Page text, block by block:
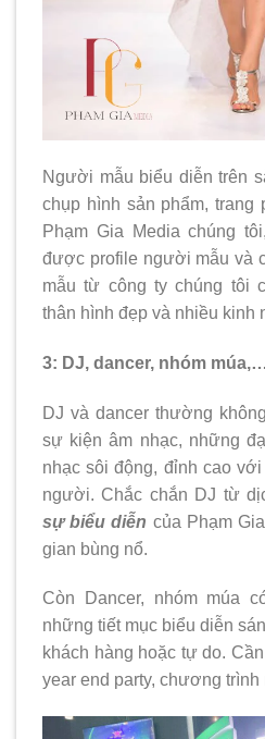
Người mẫu biểu diễn trên
chụp hình sản phẩm,
Phạm Gia Media chúng
được profile người mẫu và
mẫu từ công ty chúng tôi
thân hình đẹp và nhiều kinh
3: DJ, dancer, nhóm
DJ và dancer thường
sự kiện âm nhạc, những
nhạc sôi động, đỉnh cao
người. Chắc chắn DJ từ
sự biểu diễn của Phạm
gian bùng nổ.
Còn Dancer, nhóm múa
những tiết mục biểu diễn
khách hàng hoặc tự do.
year end party, chương